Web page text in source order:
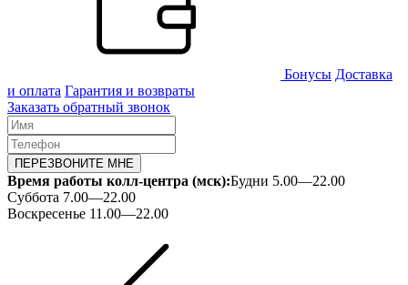
Бонусы Доставка
и оплата Гарантия и возвраты
Заказать обратный звонок
ПЕРЕЗВОНИТЕ МНЕ
Время работы колл-центра (мск):Будни 5.00—22.00
Суббота 7.00—22.00
Воскресенье 11.00—22.00